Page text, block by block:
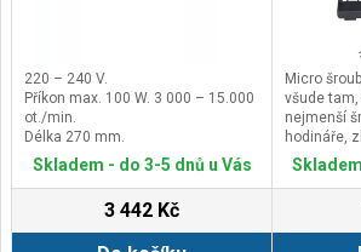
220 – 240 V.
Příkon max. 100 W. 3 000 – 15.000
ot./min.
Délka 270 mm.
Hmotnost 550 g.
Skladem - do 3-5 dnů u Vás
3 442 Kč
Micro
všude
nejmenší
hodináře,
modeláře.
Dříky jsou
legované
oceli (SAE